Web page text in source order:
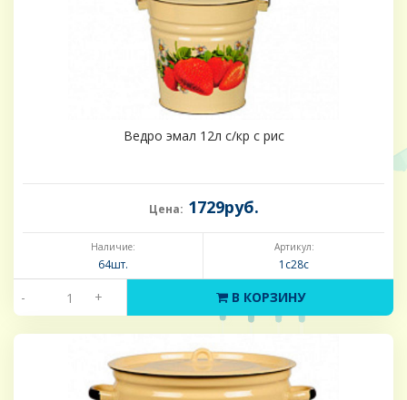
Ведро эмал 12л с/кр с рис
Цена: 1729руб.
Наличие:
64шт.
Артикул:
1с28с
- + В КОРЗИНУ